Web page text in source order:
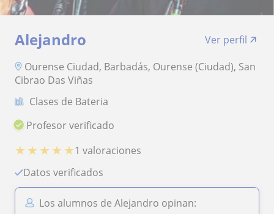
Alejandro
Ver perfil
Ourense Ciudad, Barbadás, Ourense (Ciudad), San
Cibrao Das Viñas
Clases de Bateria
Profesor verificado
★ ★ ★ ★ ★1 valoraciones
Datos verificados
Los alumnos de Alejandro opinan: